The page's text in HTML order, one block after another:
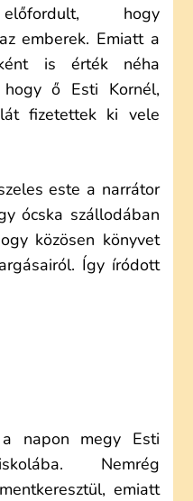
hogy
emberek. Emiatt a
is érték néha
ő Esti Kornél,
fizetettek ki vele
este a narrátor
ócska szállodában
közösen könyvet
Így íródott
napon megy Esti
Nemrég
emiatt